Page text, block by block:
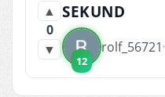
▲
0
▼
SEKUND
12
rolf_56721